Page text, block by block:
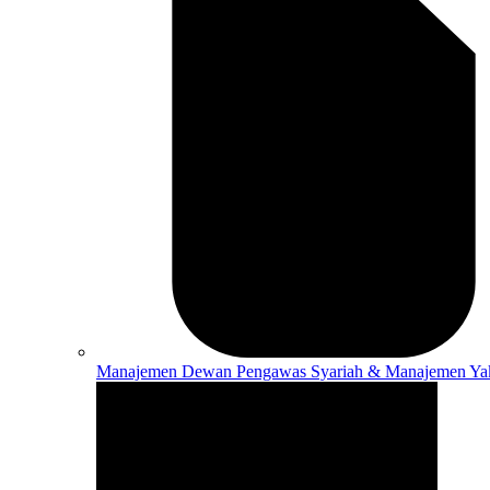
Manajemen Dewan Pengawas Syariah & Manajemen